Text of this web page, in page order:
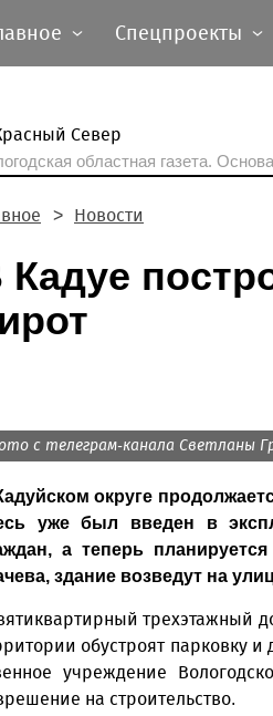
Спецпроекты
областная газета.
Новости
Кадуе
с телеграм-канала Светланы
округе
уже был введен в
а теперь
здание возведут на
трехэтажный
обустроят парковку
учреждение
на строительство.